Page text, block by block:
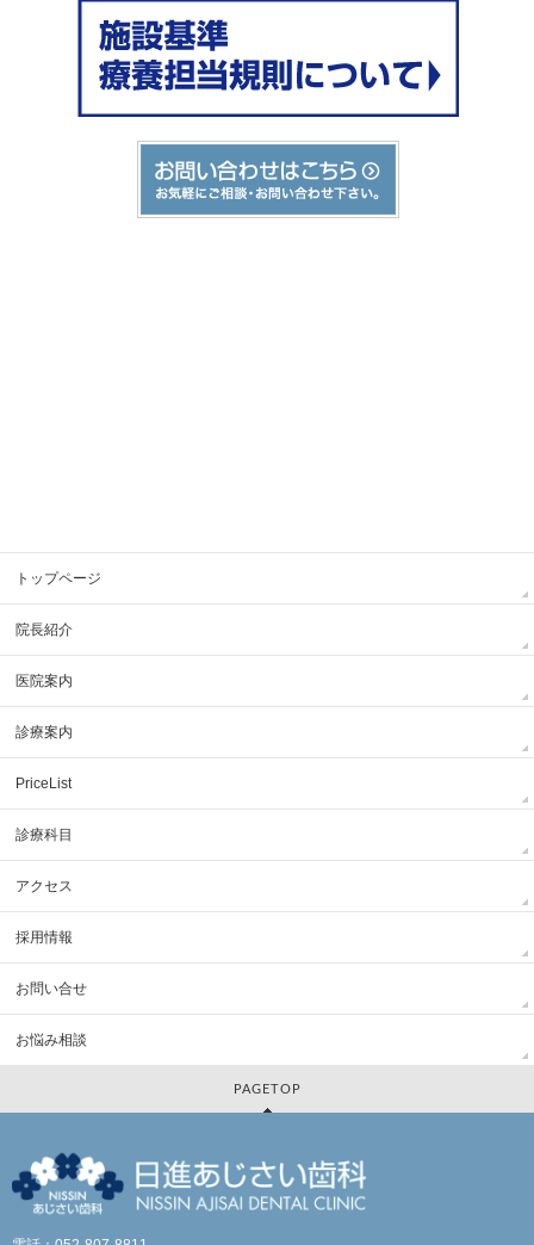
トップページ
院長紹介
医院案内
診療案内
PriceList
診療科目
アクセス
採用情報
お問い合せ
お悩み相談
PAGETOP